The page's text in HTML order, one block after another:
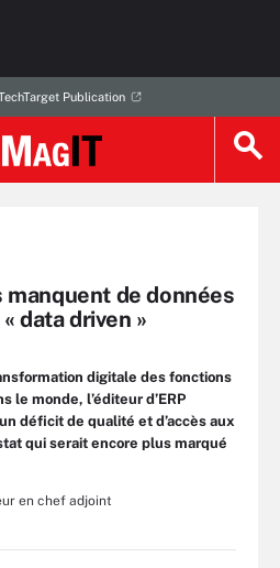
Publication
manquent de données
data driven »
digitale des fonctions
le monde, l’éditeur d’ERP
déficit de qualité et d’accès aux
qui serait encore plus marqué
en chef adjoint